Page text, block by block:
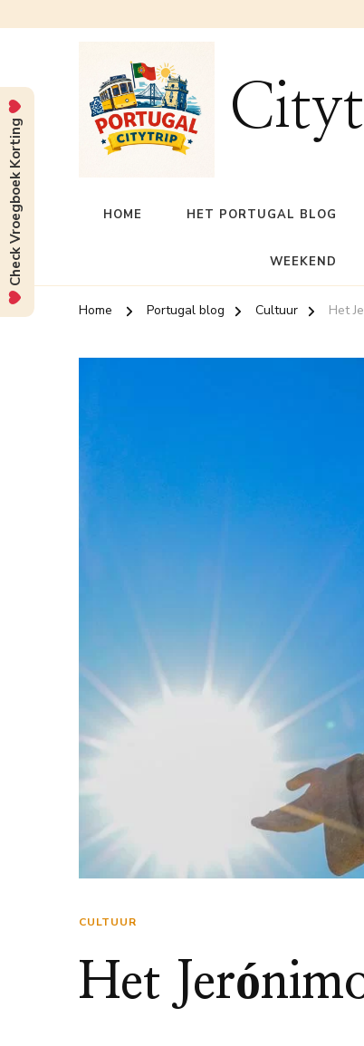
HOME HET PORTUGAL BLOG
WEEKEND
Home Portugal blog Cultuur Het
CULTUUR
Het
Check Vroegboek Korting